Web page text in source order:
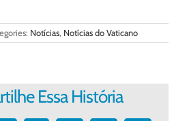
Notícias, Notícias do Vaticano
Essa História